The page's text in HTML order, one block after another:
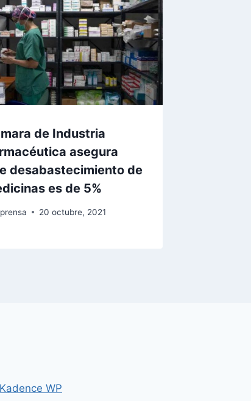
de Industria
asegura
desabastecimiento de
es de 5%
prensa 20 octubre, 2021
Kadence WP